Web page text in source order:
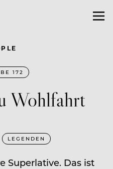
172
Wohlfahrt
LEGENDEN
Superlative. Das ist